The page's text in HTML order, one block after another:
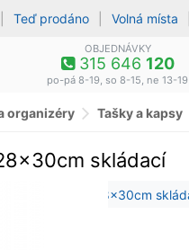
Teď prodáno Volná místa
OBJEDNÁVKY
315 646 120
po-pá 8-19, so 8-15, ne 13-19
organizéry Tašky a kapsy
skládací